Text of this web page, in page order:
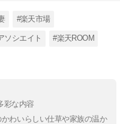
#楽天市場
ソシエイト #楽天ROOM
彩な内容
わいらしい仕草や家族の温か